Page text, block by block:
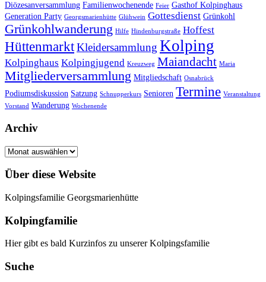
Diözesanversammlung Familienwochenende Feier Gasthof Kolpinghaus
Generation Party Georgsmarienhütte Glühwein Gottesdienst Grünkohl
Grünkohlwanderung Hilfe Hindenburgstraße Hoffest
HüttenmarktKleidersammlung Kolping
Kolpinghaus Kolpingjugend Kreuzweg Maiandacht Maria
Mitgliederversammlung Mitgliedschaft Osnabrück
Podiumsdiskussion Satzung Schnupperkurs Senioren Termine Veranstaltung
Vorstand Wanderung Wochenende
Archiv
Archiv
Über diese Website
Kolpingsfamilie Georgsmarienhütte
Kolpingfamilie
Hier gibt es bald Kurzinfos zu unserer Kolpingsfamilie
Suche